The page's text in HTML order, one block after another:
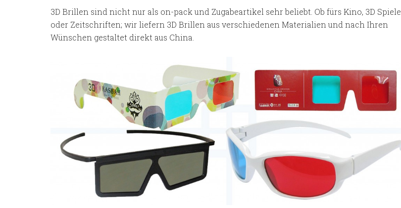
3D Brillen sind nicht nur als on-pack und Zugabeartikel sehr beliebt. Ob fürs Kino, 3D Spiele
oder Zeitschriften; wir liefern 3D Brillen aus verschiedenen Materialien und nach Ihren
Wünschen gestaltet direkt aus China.